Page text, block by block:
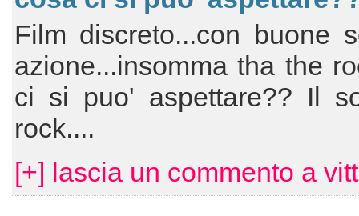
Film discreto...con buone
azione...insomma tha the
ci si puo' aspettare?? Il
rock....
[+] lascia un commento a